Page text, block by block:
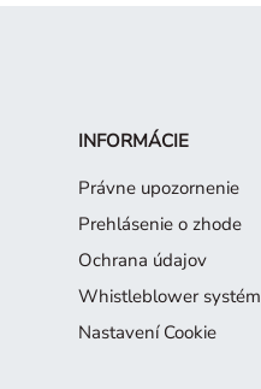
INFORMÁCIE
Právne upozornenie
Prehlásenie o zhode
Ochrana údajov
Whistleblower systém
Nastavení Cookie